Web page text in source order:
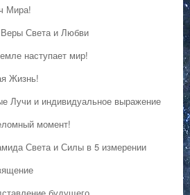
Мира!
Света и Любви
наступает мир!
Жизнь!
Лучи и индивидуальное выражение
момент!
Света и Силы в 5 измерении